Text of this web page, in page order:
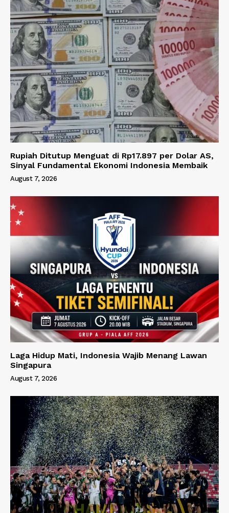
Rupiah Ditutup Menguat di Rp17.897 per Dolar AS,
Sinyal Fundamental Ekonomi Indonesia Membaik
August 7, 2026
Laga Hidup Mati, Indonesia Wajib Menang Lawan
Singapura
August 7, 2026